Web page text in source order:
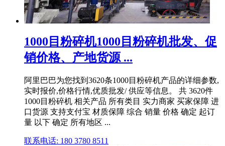
1000目粉碎机1000目粉碎机批发、促
销价格、产地货源 ...
阿里巴巴为您找到3620条1000目粉碎机产品的详细参数,
实时报价,价格行情,优质批发/ 供应等信息。 共 3620件
1000目粉碎机 相关产品 所有类目 实力商家 买家保障 进
口货源 支持支付宝 材质保障 综合 销量 价格 确定 起订
量 以下 确定 所有地区 ...
联系电话: 180 3780 8511